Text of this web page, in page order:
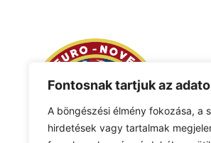
Fontosnak tartjuk az
A böngészési élmény fokozása, a
hirdetések vagy tartalmak